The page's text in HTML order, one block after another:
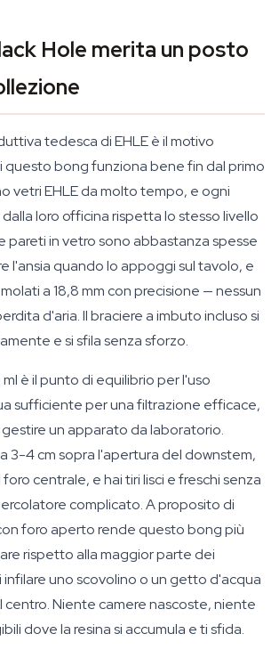
Hole merita un posto
tedesca di EHLE è il motivo
questo bong funziona bene fin dal primo
vetri EHLE da molto tempo, e ogni
loro officina rispetta lo stesso livello
pareti in vetro sono abbastanza spesse
l'ansia quando lo appoggi sul tavolo, e
a 18,8 mm con precisione — nessun
d'aria. Il braciere a imbuto incluso si
e si sfila senza sforzo.
è il punto di equilibrio per l'uso
sufficiente per una filtrazione efficace,
un apparato da laboratorio.
3-4 cm sopra l'apertura del downstem,
centrale, e hai tiri lisci e freschi senza
complicato. A proposito di
foro aperto rende questo bong più
rispetto alla maggior parte dei
infilare uno scovolino o un getto d'acqua
Niente camere nascoste, niente
dove la resina si accumula e ti sfida.